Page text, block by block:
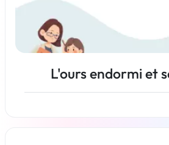
L'ours endormi et